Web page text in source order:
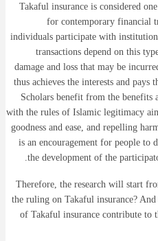
Takaful insurance is considered
for contemporary financial
individuals participate with
transactions depend on this
damage and loss that may be
thus achieves the interests and pays
Scholars benefit from the
with the rules of Islamic legitimacy
goodness and ease, and repelling
is an encouragement for people
the development of the
Therefore, the research will start
the ruling on Takaful insurance?
of Takaful insurance contribute to